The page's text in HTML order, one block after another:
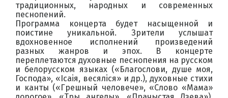
традиционных, народных и современных
песнопений.
Программа концерта будет насыщенной и
поистине уникальной. Зрители услышат
вдохновенное исполнений произведений
разных жанров и эпох. В концерте
переплетаются духовные песнопения на русском
и белорусском языках («Благослови, душе моя,
Господа», «Iсаiя, весялiся» и др.), духовные стихи
и канты («Грешный человече», «Слово «Мама»